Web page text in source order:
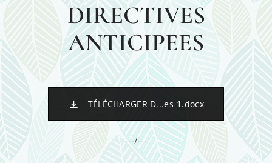
DIRECTIVES
ANTICIPEES
TÉLÉCHARGER D...es-1.docx
---/---